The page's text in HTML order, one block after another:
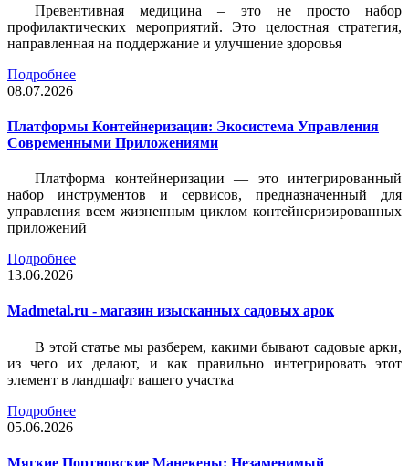
Превентивная медицина – это не просто набор
профилактических мероприятий. Это целостная стратегия,
направленная на поддержание и улучшение здоровья
Подробнее
08.07.2026
Платформы Контейнеризации: Экосистема Управления
Современными Приложениями
Платформа контейнеризации — это интегрированный
набор инструментов и сервисов, предназначенный для
управления всем жизненным циклом контейнеризированных
приложений
Подробнее
13.06.2026
Madmetal.ru - магазин изысканных садовых арок
В этой статье мы разберем, какими бывают садовые арки,
из чего их делают, и как правильно интегрировать этот
элемент в ландшафт вашего участка
Подробнее
05.06.2026
Мягкие Портновские Манекены: Незаменимый